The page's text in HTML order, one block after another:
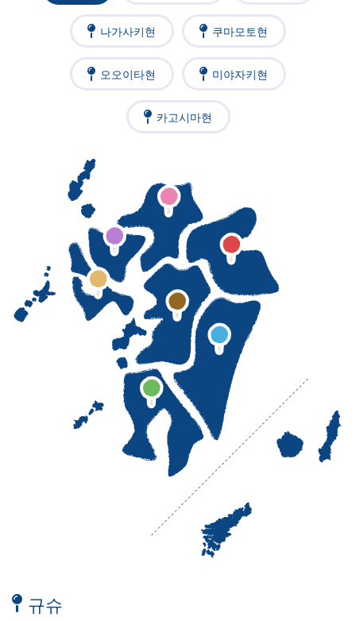
나가사키현 쿠마모토현
오오이타현 미야자키현
카고시마현
규슈